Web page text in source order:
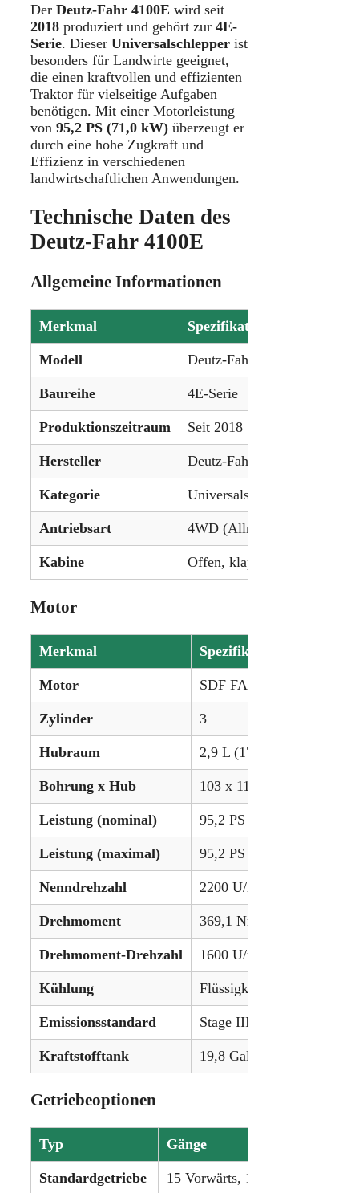
Der Deutz-Fahr 4100E wird seit
2018 produziert und gehört zur 4E-
Serie. Dieser Universalschlepper ist
besonders für Landwirte geeignet,
die einen kraftvollen und effizienten
Traktor für vielseitige Aufgaben
benötigen. Mit einer Motorleistung
von 95,2 PS (71,0 kW) überzeugt er
durch eine hohe Zugkraft und
Effizienz in verschiedenen
landwirtschaftlichen Anwendungen.
Technische Daten des
Deutz-Fahr 4100E
Allgemeine Informationen
Merkmal Spezifikation
Modell Deutz-Fahr 4100E
Baureihe 4E-Serie
Produktionszeitraum Seit 2018
Hersteller Deutz-Fahr
Kategorie Universalschlepper
Antriebsart 4WD (Allradantrieb)
Kabine Offen, klappbarer 2-Pfosten-
Motor
Merkmal Spezifikation
Motor SDF FARMotion KD3TA
Zylinder 3
Hubraum 2,9 L (176,2 ci)
Bohrung x Hub 103 x 115 mm
Leistung (nominal) 95,2 PS (71,0 kW)
Leistung (maximal) 95,2 PS (71,0 kW)
Nenndrehzahl 2200 U/min
Drehmoment 369,1 Nm (272,2 lb-ft)
Drehmoment-Drehzahl 1600 U/min
Kühlung Flüssigkeitsgekühlt
Emissionsstandard Stage IIIB
Kraftstofftank 19,8 Gallonen (74,9 L)
Getriebeoptionen
Typ Gänge
Standardgetriebe 15 Vorwärts, 15 Rückwärts